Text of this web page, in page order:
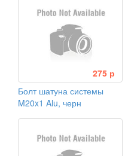
275 р
Болт шатуна системы
M20x1 Alu, черн